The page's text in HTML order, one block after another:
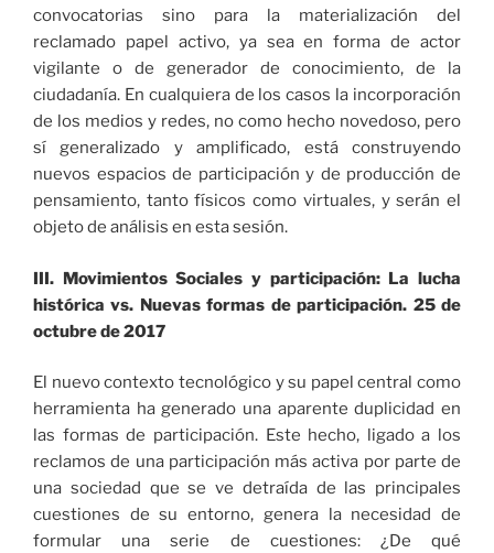
convocatorias sino para la materialización del
reclamado papel activo, ya sea en forma de actor
vigilante o de generador de conocimiento, de la
ciudadanía. En cualquiera de los casos la incorporación
de los medios y redes, no como hecho novedoso, pero
sí generalizado y amplificado, está construyendo
nuevos espacios de participación y de producción de
pensamiento, tanto físicos como virtuales, y serán el
objeto de análisis en esta sesión.
III. Movimientos Sociales y participación: La lucha
histórica vs. Nuevas formas de participación. 25 de
octubre de 2017
El nuevo contexto tecnológico y su papel central como
herramienta ha generado una aparente duplicidad en
las formas de participación. Este hecho, ligado a los
reclamos de una participación más activa por parte de
una sociedad que se ve detraída de las principales
cuestiones de su entorno, genera la necesidad de
formular una serie de cuestiones: ¿De qué